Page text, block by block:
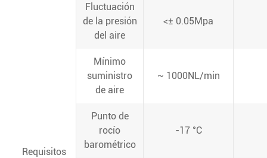
Requisitos
Fluctuación
de la presión
del aire
<± 0.05Mpa
Mínimo
suministro
de aire
~ 1000NL/min
Punto de
rocío
barométrico
-17 °C